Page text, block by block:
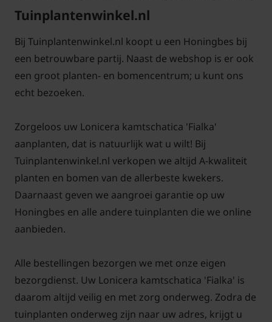
Tuinplantenwinkel.nl
Bij Tuinplantenwinkel.nl koopt u een Honingbes bij
een betrouwbare partij. Naast de webshop is er ook
een groot planten- en bomencentrum; u kunt ons
echt bezoeken.
Zorgeloos uw Lonicera kamtschatica 'Fialka'
aanplanten, dat is natuurlijk wat u wilt! Bij
Tuinplantenwinkel.nl verkopen we altijd A-kwaliteit
planten en bomen van de allerbeste kwekers.
Daarnaast geven we aangroei garantie op uw
Honingbes en alle andere tuinplanten die we online
aanbieden.
Alle bestellingen bezorgen we met onze eigen
bezorgdienst. Uw Lonicera kamtschatica 'Fialka' is
daarom altijd veilig en met zorg onderweg. Zodra de
tuinplanten onderweg zijn naar uw adres, krijgt u